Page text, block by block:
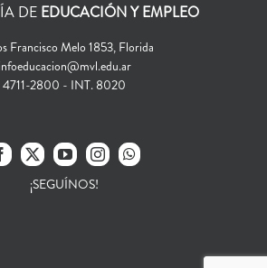
DE EDUCACIÓN Y EMPLEO
Francisco Melo 1853, Florida
infoeducacion@mvl.edu.ar
4711-2800 - INT. 8020
¡SEGUÍNOS!